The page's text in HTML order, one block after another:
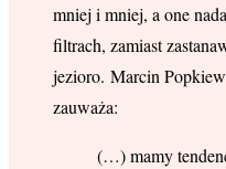
mniej i mniej, a one
filtrach, zamiast
jezioro. Marcin
zauważa:
(…) mamy